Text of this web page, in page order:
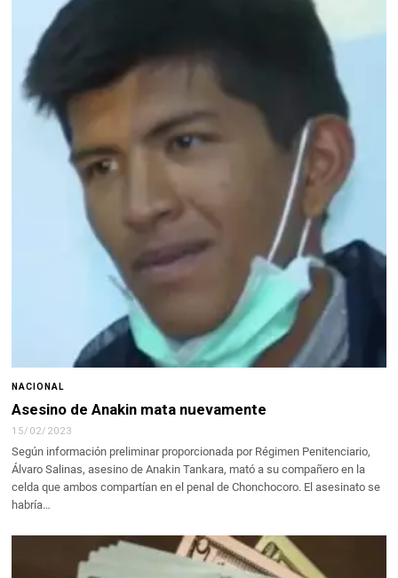
NACIONAL
Asesino de Anakin mata nuevamente
15/02/2023
Según información preliminar proporcionada por Régimen Penitenciario,
Álvaro Salinas, asesino de Anakin Tankara, mató a su compañero en la
celda que ambos compartían en el penal de Chonchocoro. El asesinato se
habría…